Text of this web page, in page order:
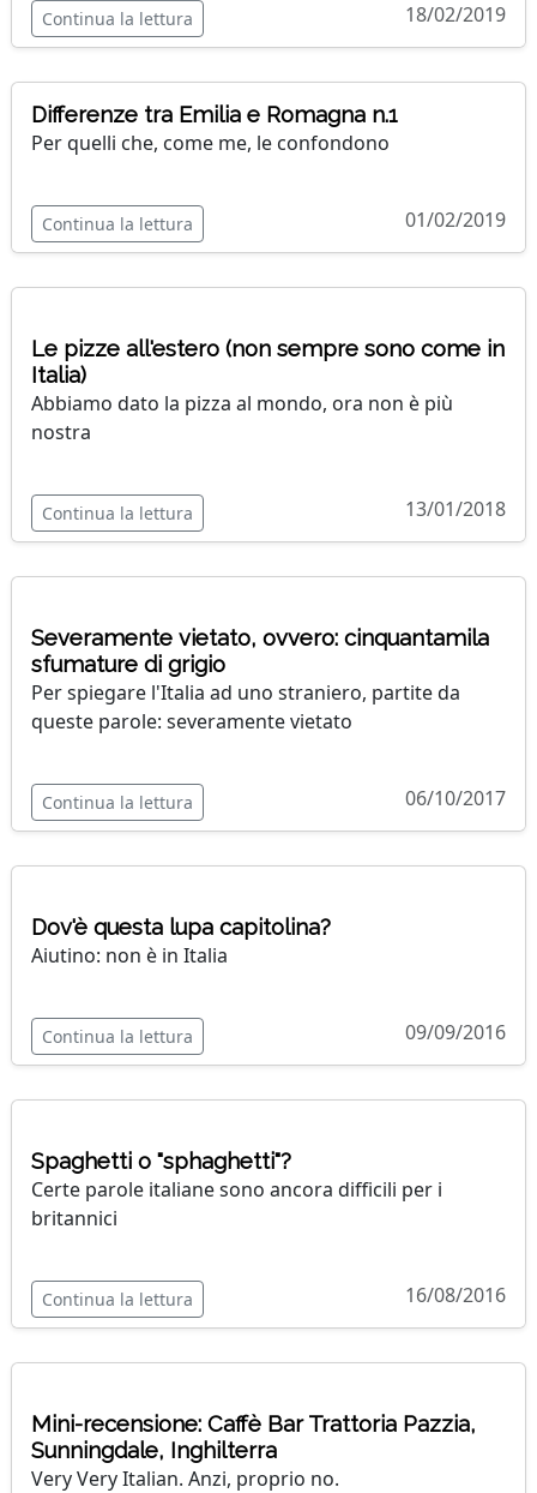
Continua la lettura 18/02/2019
Differenze tra Emilia e Romagna n.1
Per quelli che, come me, le confondono
Continua la lettura 01/02/2019
Le pizze all'estero (non sempre sono come in
Italia)
Abbiamo dato la pizza al mondo, ora non è più
nostra
Continua la lettura 13/01/2018
Severamente vietato, ovvero: cinquantamila
sfumature di grigio
Per spiegare l'Italia ad uno straniero, partite da
queste parole: severamente vietato
Continua la lettura 06/10/2017
Dov'è questa lupa capitolina?
Aiutino: non è in Italia
Continua la lettura 09/09/2016
Spaghetti o "sphaghetti"?
Certe parole italiane sono ancora difficili per i
britannici
Continua la lettura 16/08/2016
Mini-recensione: Caffè Bar Trattoria Pazzia,
Sunningdale, Inghilterra
Very Very Italian. Anzi, proprio no.